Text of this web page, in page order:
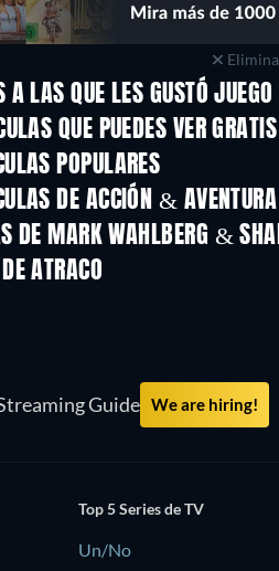
A LAS QUE LES GUSTÓ
QUE PUEDES VER GRATIS
POPULARES
DE ACCIÓN &
DE MARK WAHLBERG &
ATRACO
Guide We are hiring!
Top 5 Series de TV
Un/No